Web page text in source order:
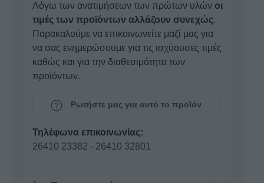
Λόγω των ανατιμήσεων των πρώτων υλών οι
τιμές των προϊόντων αλλάζουν συνεχώς.
Παρακαλούμε να επικοινωνείτε μαζί μας για
να σας ενημερώσουμε για τις ισχύουσες τιμές
καθώς και για την διαθεσιμότητα των
προϊόντων.
Ρωτήστε μας για αυτό το προϊόν
Τηλέφωνα επικοινωνίας:
26410 23382 - 26410 32801